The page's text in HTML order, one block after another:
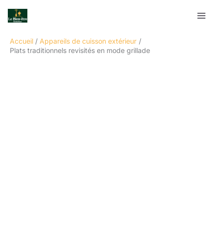
Accueil
Appareils de cuisson extérieur
Plats traditionnels revisités en mode grillade